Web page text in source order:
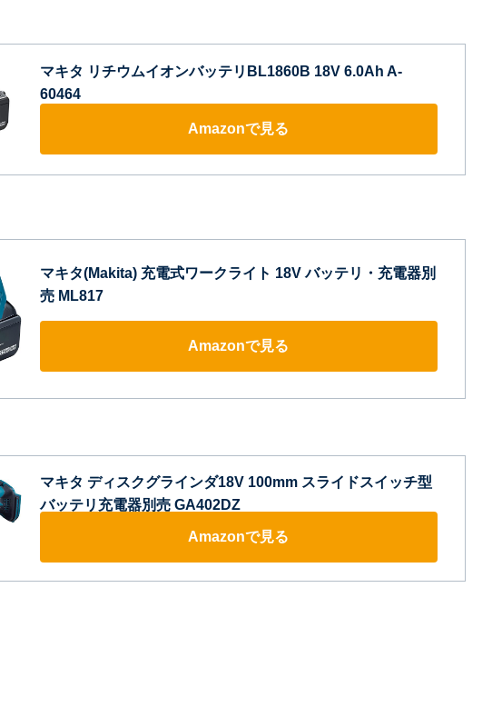
マキタ リチウムイオンバッテリBL1860B 18V 6.0Ah A-
60464
Amazonで見る
マキタ(Makita) 充電式ワークライト 18V バッテリ・充電器別
売 ML817
Amazonで見る
マキタ ディスクグラインダ18V 100mm スライドスイッチ型
バッテリ充電器別売 GA402DZ
Amazonで見る